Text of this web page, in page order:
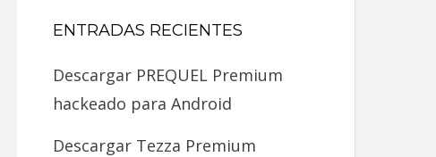
ENTRADAS RECIENTES
Descargar PREQUEL Premium
hackeado para Android
Descargar Tezza Premium